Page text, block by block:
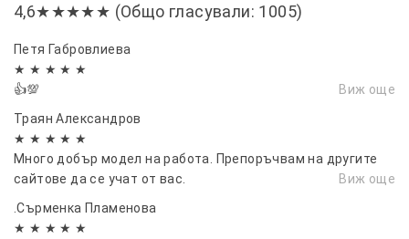
4,6★★★★★ (Общо гласували: 1005)
Петя Габровлиева
★ ★ ★ ★ ★
👍💯
Виж още
Траян Александров
★ ★ ★ ★ ★
Много добър модел на работа. Препоръчвам на другите
сайтове да се учат от вас.
Виж още
.Сърменка Пламенова
★ ★ ★ ★ ★